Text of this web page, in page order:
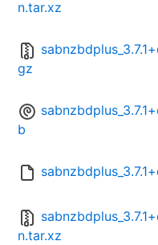
n.tar.xz
gz
b
n.tar.xz